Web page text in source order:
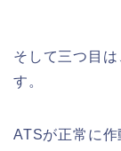
そして三つ目は
す。
ATSが正常に作